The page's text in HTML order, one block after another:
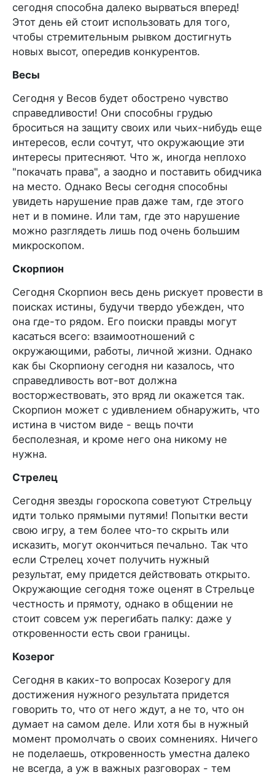
сегодня способна далеко вырваться вперед!
Этот день ей стоит использовать для того,
чтобы стремительным рывком достигнуть
новых высот, опередив конкурентов.
Весы
Сегодня у Весов будет обострено чувство
справедливости! Они способны грудью
броситься на защиту своих или чьих-нибудь еще
интересов, если сочтут, что окружающие эти
интересы притесняют. Что ж, иногда неплохо
"покачать права", а заодно и поставить обидчика
на место. Однако Весы сегодня способны
увидеть нарушение прав даже там, где этого
нет и в помине. Или там, где это нарушение
можно разглядеть лишь под очень большим
микроскопом.
Скорпион
Сегодня Скорпион весь день рискует провести в
поисках истины, будучи твердо убежден, что
она где-то рядом. Его поиски правды могут
касаться всего: взаимоотношений с
окружающими, работы, личной жизни. Однако
как бы Скорпиону сегодня ни казалось, что
справедливость вот-вот должна
восторжествовать, это вряд ли окажется так.
Скорпион может с удивлением обнаружить, что
истина в чистом виде - вещь почти
бесполезная, и кроме него она никому не
нужна.
Стрелец
Сегодня звезды гороскопа советуют Стрельцу
идти только прямыми путями! Попытки вести
свою игру, а тем более что-то скрыть или
исказить, могут окончиться печально. Так что
если Стрелец хочет получить нужный
результат, ему придется действовать открыто.
Окружающие сегодня тоже оценят в Стрельце
честность и прямоту, однако в общении не
стоит совсем уж перегибать палку: даже у
откровенности есть свои границы.
Козерог
Сегодня в каких-то вопросах Козерогу для
достижения нужного результата придется
говорить то, что от него ждут, а не то, что он
думает на самом деле. Или хотя бы в нужный
момент промолчать о своих сомнениях. Ничего
не поделаешь, откровенность уместна далеко
не всегда, а уж в важных разговорах - тем